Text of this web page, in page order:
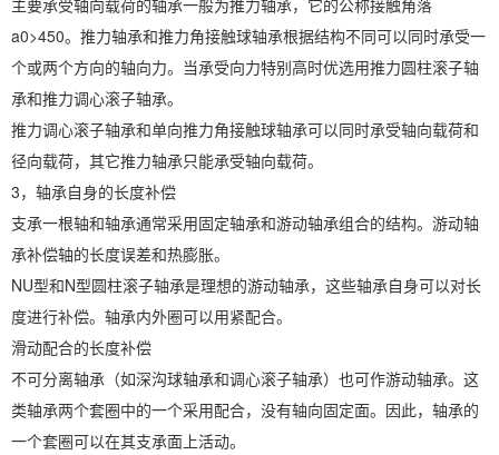
主要承受轴向载荷的轴承一般为推力轴承，它的公称接触角落
a0>450。推力轴承和推力角接触球轴承根据结构不同可以同时承受一
个或两个方向的轴向力。当承受向力特别高时优选用推力圆柱滚子轴
承和推力调心滚子轴承。
推力调心滚子轴承和单向推力角接触球轴承可以同时承受轴向载荷和
径向载荷，其它推力轴承只能承受轴向载荷。
3，轴承自身的长度补偿
支承一根轴和轴承通常采用固定轴承和游动轴承组合的结构。游动轴
承补偿轴的长度误差和热膨胀。
NU型和N型圆柱滚子轴承是理想的游动轴承，这些轴承自身可以对长
度进行补偿。轴承内外圈可以用紧配合。
滑动配合的长度补偿
不可分离轴承（如深沟球轴承和调心滚子轴承）也可作游动轴承。这
类轴承两个套圈中的一个采用配合，没有轴向固定面。因此，轴承的
一个套圈可以在其支承面上活动。